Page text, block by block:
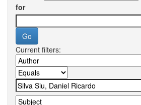
for
Current filters: